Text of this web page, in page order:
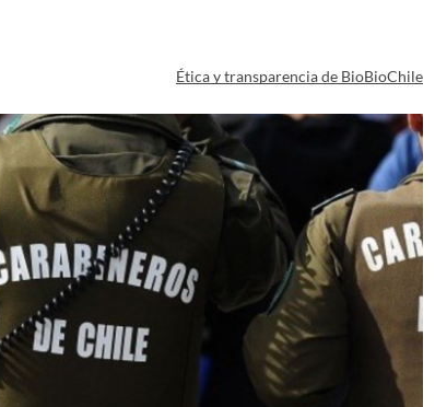
Ética y transparencia de BioBioChile